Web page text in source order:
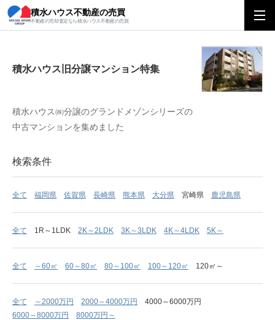
積水ハウス不動産の売買
不動産の売却査定なら積水ハウス不動産の売買
積水ハウス旧分譲マンション特集
積水ハウス旧分譲マンション特集
積水ハウス㈱分譲のグランドメゾンシリーズの
中古マンションを集めました
検索条件
全て 福岡県 佐賀県 長崎県 熊本県 大分県 宮崎県 鹿児島県
全て 1R～1LDK 2K～2LDK 3K～3LDK 4K～4LDK 5K～
全て ～60㎡ 60～80㎡ 80～100㎡ 100～120㎡ 120㎡～
全て ～2000万円 2000～4000万円
4000～6000万円
6000～8000万円
8000万円～